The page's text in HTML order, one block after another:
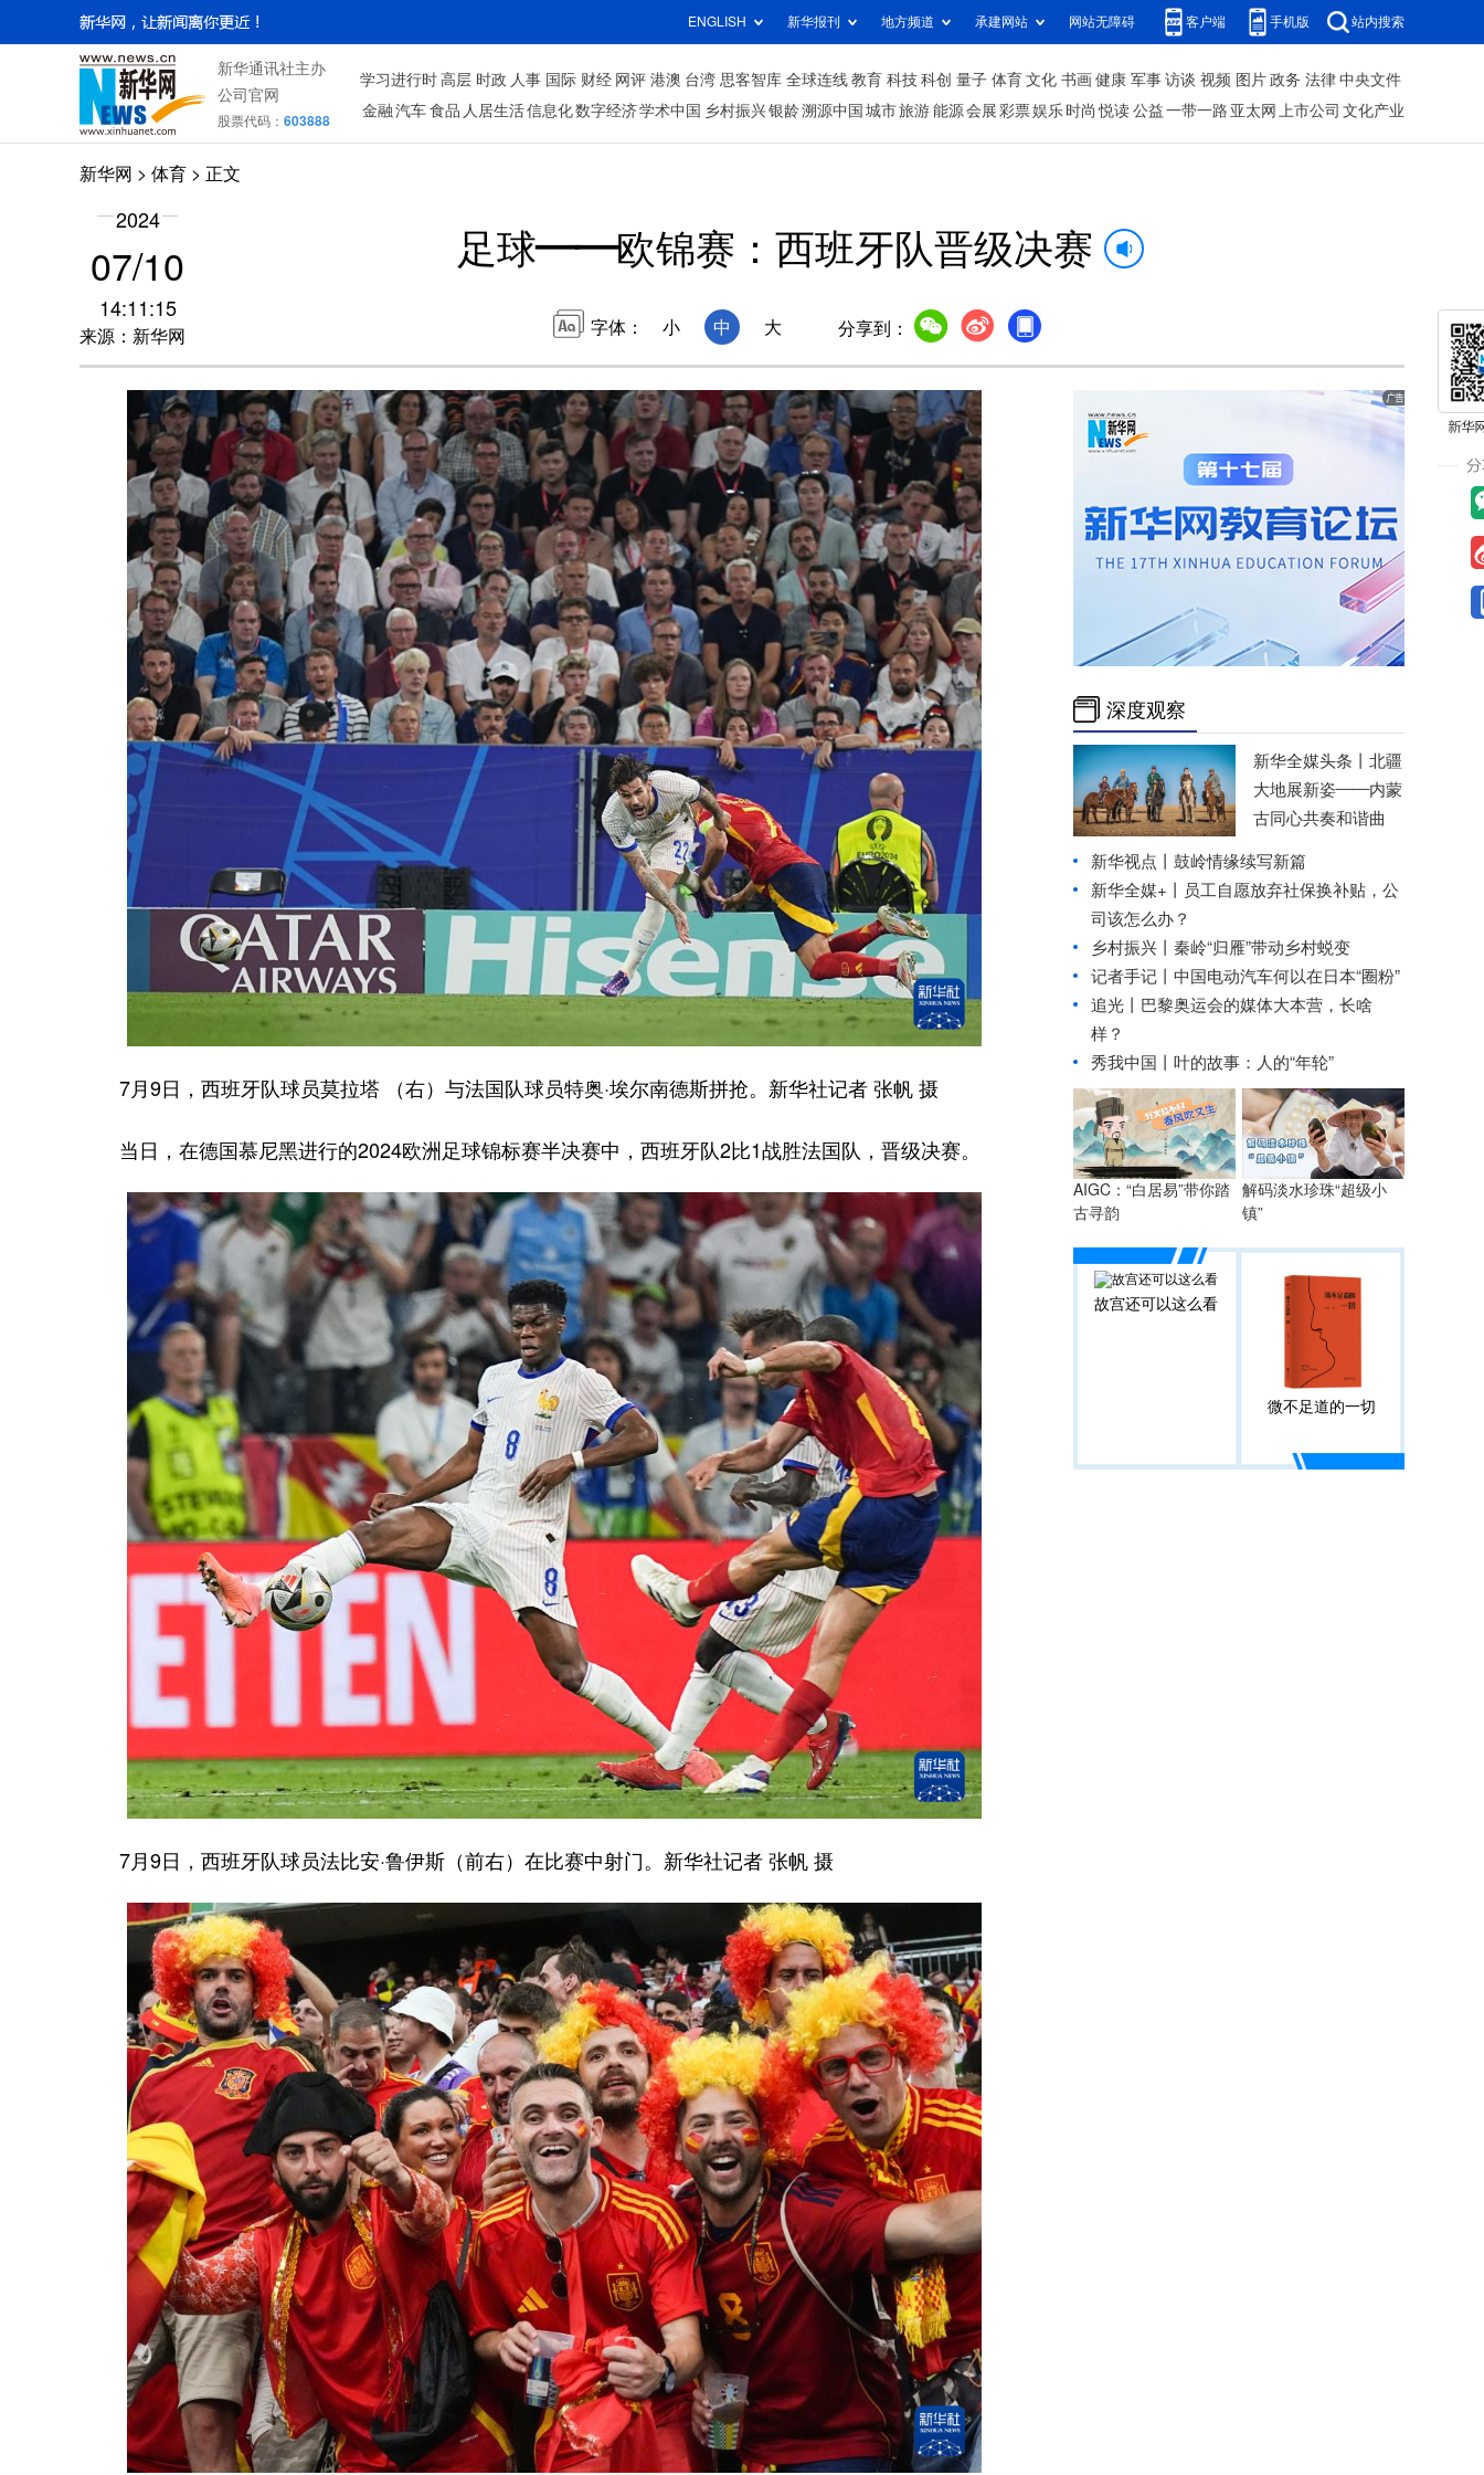
ENGLISH 新华报刊 地方频道 承建网站 网站无障碍 客户端 手机版 站内搜索
新华通讯社主办
公司官网
股票代码： 603888
学习进行时 高层 时政 人事 国际 财经 网评 港澳 台湾 思客智库 全球连线 教育 科技 科创 量子 体育 文化 书画 健康 军事 访谈 视频 图片 政务 法律 中央文件
金融 汽车 食品 人居生活信息化数字经济学术中国 乡村振兴银龄溯源中国 城市旅游 能源 会展 彩票娱乐 时尚 悦读 公益 一带一路 亚太网 上市公司 文化产业
新华网 > 体育 > 正文
2024
07/10
14:11:15
来源：新华网
足球——欧锦赛：西班牙队晋级决赛
字体： 小 中 大 分享到：
7月9日，西班牙队球员莫拉塔 （右）与法国队球员特奥·埃尔南德斯拼抢。新华社记者 张帆 摄
当日，在德国慕尼黑进行的2024欧洲足球锦标赛半决赛中，西班牙队2比1战胜法国队，晋级决赛。
7月9日，西班牙队球员法比安·鲁伊斯（前右）在比赛中射门。新华社记者 张帆 摄
深度观察
新华全媒头条丨 北疆
大地展新姿——内蒙
古同心共奏和谐曲
新华视点丨 鼓岭情缘续写新篇
新华全媒+丨
员工自愿放弃社保换补贴，公
司该怎么办？
乡村振兴丨秦岭“归雁”带动乡村蜕变
记者手记丨中国电动汽车何以在日本“圈粉”
追光丨 巴黎奥运会的媒体大本营，长啥
样？
秀我中国丨 叶的故事：人的“年轮”
AIGC：“白居易”带你踏
古寻韵
解码淡水珍珠“超级小
镇”
故宫还可以这么看
微不足道的一切